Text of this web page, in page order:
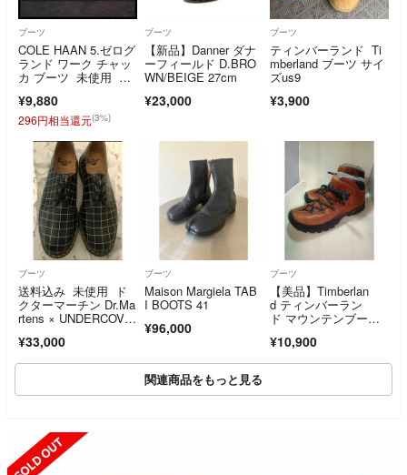
ブーツ
COLE HAAN 5.ゼログ
ランド ワーク チャッ
カ ブーツ 未使用 メ
¥9,880
296円相当還元(3%)
ブーツ
【新品】Danner ダナ
ーフィールド D.BRO
WN/BEIGE 27cm
¥23,000
ブーツ
ティンバーランド Ti
mberland ブーツ サイ
ズus9
¥3,900
ブーツ
送料込み 未使用 ド
クターマーチン Dr.Ma
rtens × UNDERCOVE
¥33,000
ブーツ
Maison Margiela TAB
I BOOTS 41
¥96,000
ブーツ
【美品】Timberlan
d ティンバーラン
ド マウンテンブー
ーズ ブラウン 27.5c
m vibramソール
¥10,900
関連商品をもっと見る